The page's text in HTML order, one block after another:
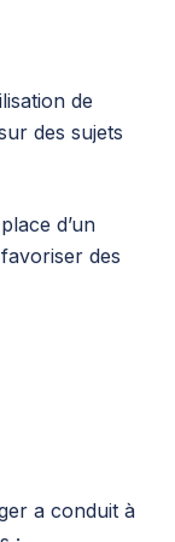
de
des sujets
d’un
des
a conduit à